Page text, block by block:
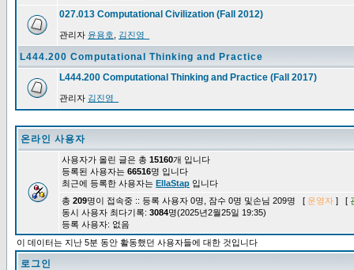
027.013 Computational Civilization (Fall 2012)
관리자 윤용호 김진영_
L444.200 Computational Thinking and Practice
L444.200 Computational Thinking and Practice (Fall 2017)
관리자 김진영_
온라인 사용자
사용자가 올린 글은 총 15160개 입니다
등록된 사용자는 66516명 입니다
최근에 등록한 사용자는 EllaStap 입니다
총 209명이 접속중 :: 등록 사용자 0명, 잠수 0명 및손님 209명 [ 운영자 ] [
동시 사용자 최다기록: 3084명(2025년2월25일 19:35)
등록 사용자: 없음
이 데이터는 지난 5분 동안 활동했던 사용자들에 대한 것입니다
로그인